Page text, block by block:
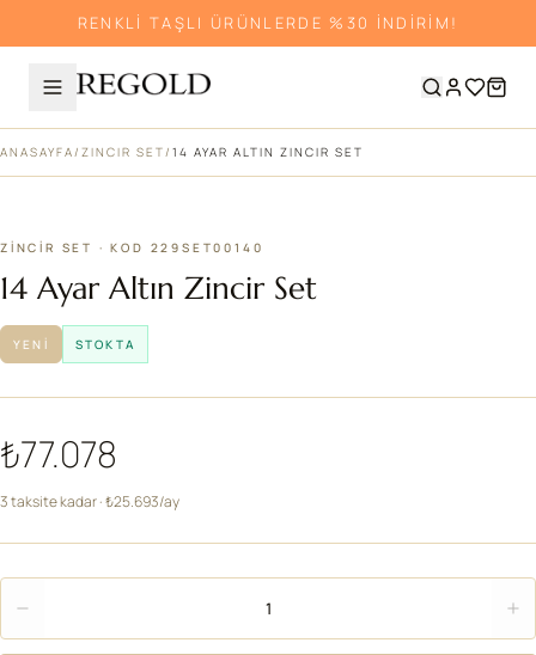
RENKLİ TAŞLI ÜRÜNLERDE %30 İNDİRİM!
ANASAYFA/ ZINCIR SET/ 14 AYAR ALTIN ZINCIR SET
ZINCIR SET · KOD 229SET00140
14 Ayar Altın Zincir Set
YENI STOKTA
₺77.078
3 taksite kadar · ₺25.693/ay
1